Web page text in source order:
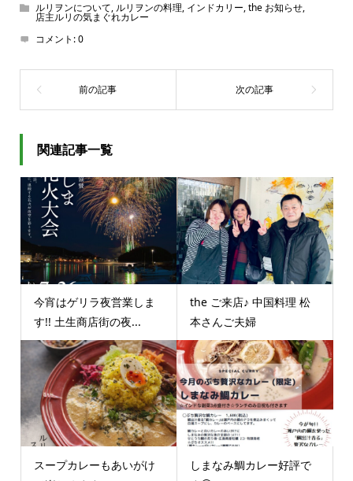
ルリヲンについて, ルリヲンの料理, インドカリー,the お知らせ,
店主ルリの気まぐれカレー
コメント:0
関連記事一覧
今宵はゲリラ夜営業しま
す!! 土生商店街の夜...
the ご来店♪ 中国料理 松
本さんご夫婦
スープカレーもあいがけ
しまなみ鯛カレー好評で